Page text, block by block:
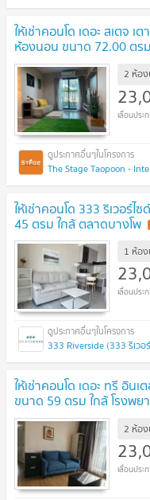
ให้เช่าคอนโด เดอะ สเตจ
ห้องนอน ขนาด 72.00 ตร
2 ห้อ
The Stage Taopoon -
ให้เช่าคอนโด 333 ริเวอร์
45 ตรม ใกล้ ตลาดบางโพ
1 ห้อ
333 Riverside (333 ริเวอ
ให้เช่าคอนโด เดอะ ทรี อิน
ขนาด 59 ตรม ใกล้ โรงพย
2 ห้อ